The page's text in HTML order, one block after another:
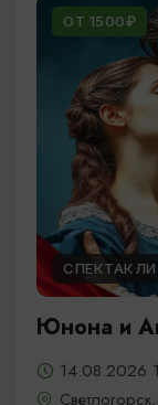
ОТ 1500₽
СПЕКТАКЛИ
Юнона и
14.08.2026